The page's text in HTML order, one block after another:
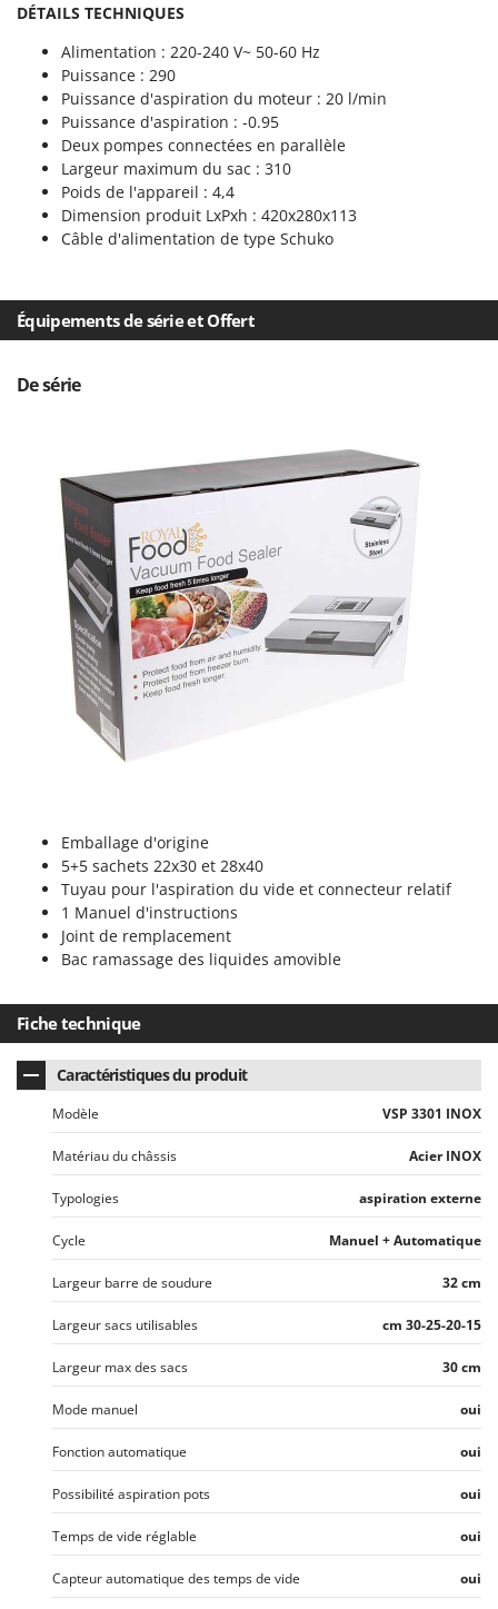
Ompagrill
Ooni
Oriental Koshin
Outdoorchef
Palazzetti
Paterlini
Pramac
R.G.V.
Rato
Reber
Redback
Resto Italia
Ribimex
Ripartrak
Ritter
River Systems
Rover Pompe
Royal Food
Ryobi
Santos
Sbaraglia
Schnitzer
Seven Italy
Shark
Silky
Simatech
Sirman
Skil
Smartwood
Snapper
Solidur
Spice Electronics
Spiralmac
Spyro
Stanley
DÉTAILS TECHNIQUES
Alimentation : 220-240 V~ 50-60 Hz
Puissance : 290
Puissance d'aspiration du moteur : 20 l/min
Puissance d'aspiration : -0.95
Deux pompes connectées en parallèle
Largeur maximum du sac : 310
Poids de l'appareil : 4,4
Dimension produit LxPxh : 420x280x113
Câble d'alimentation de type Schuko
Équipements de série et Offert
De série
Emballage d'origine
5+5 sachets 22x30 et 28x40
Tuyau pour l'aspiration du vide et connecteur relatif
1 Manuel d'instructions
Joint de remplacement
Bac ramassage des liquides amovible
Fiche technique
Caractéristiques du produit
Modèle VSP 3301 INOX
Matériau du châssis Acier INOX
Typologies aspiration externe
Cycle Manuel + Automatique
Largeur barre de soudure 32 cm
Largeur sacs utilisables cm 30-25-20-15
Largeur max des sacs 30 cm
Mode manuel oui
Fonction automatique oui
Possibilité aspiration pots oui
Temps de vide réglable oui
Capteur automatique des temps de vide oui